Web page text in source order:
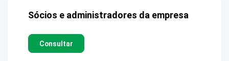
Sócios e administradores da empresa
Consultar